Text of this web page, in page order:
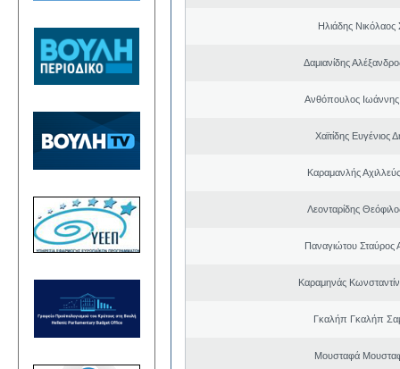
Ηλιάδης Νικόλαος
Δαμιανίδης
Ανθόπουλος Ιωάννης
Χαϊτίδης Ευγένιος
Καραμανλής
Λεονταρίδης
Παναγιώτου Σταύρος
Καραμηνάς
Γκαλήπ Γκαλήπ
Μουσταφά